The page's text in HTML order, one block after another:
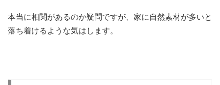
本当に相関があるのか疑問ですが、家に自然素材が多いと
落ち着けるような気はします。